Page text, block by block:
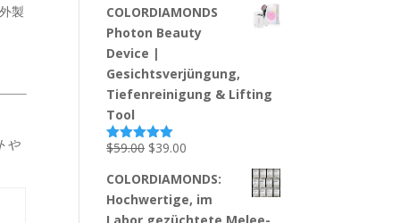
製
や
von 5
war:
$239.00
ist:
COLORDIAMONDS
Photon Beauty
Device |
Gesichtsverjüngung,
Tiefenreinigung & Lifting
Tool
Bewertet
von 5
$59.00 Ursprünglicher
war:
$59.00
$39.00
ist:
$39.00.
COLORDIAMONDS:
Hochwertige, im